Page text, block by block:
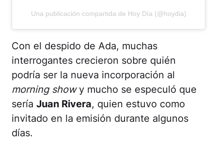
Una publicación compartida de Hoy Día (@hoydia)
Con el despido de Ada, muchas
interrogantes crecieron sobre quién
podría ser la nueva incorporación al
morning showy mucho se especuló que
sería Juan Rivera, quien estuvo como
invitado en la emisión durante algunos
días.